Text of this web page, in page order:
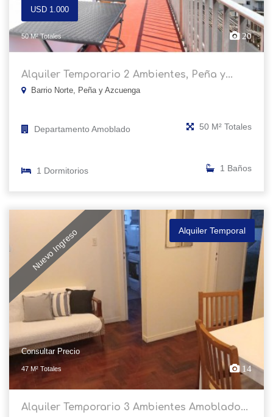
USD 1.000
50 M² Totales 20
Alquiler Temporario 2 Ambientes, Peña y...
Barrio Norte, Peña y Azcuenga
Departamento Amoblado 50 M² Totales
1 Dormitorios 1 Baños
Nuevo Ingreso Alquiler Temporal
Consultar Precio
47 M² Totales 14
Alquiler Temporario 3 Ambientes Amoblado...